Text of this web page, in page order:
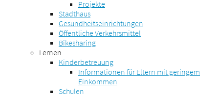
Projekte
Stadthaus
Gesundheitseinrichtungen
Öffentliche Verkehrsmittel
Bikesharing
Lernen
Kinderbetreuung
Informationen für Eltern mit geringem
Einkommen
Schulen